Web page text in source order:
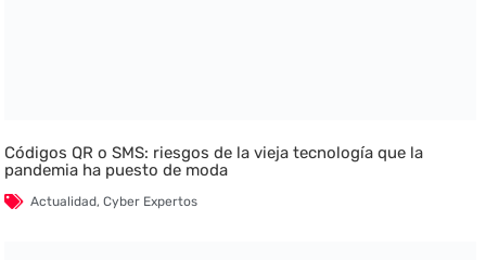
Códigos QR o SMS: riesgos de la vieja tecnología que la
pandemia ha puesto de moda
Actualidad,Cyber Expertos